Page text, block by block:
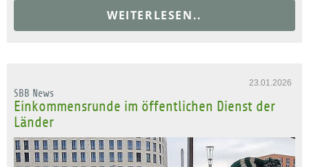
WEITERLESEN..
23.01.2026
SBB News
Einkommensrunde im öffentlichen Dienst der
Länder